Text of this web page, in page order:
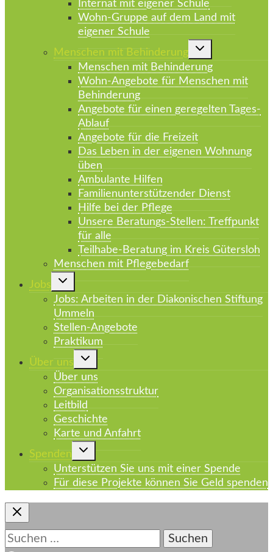
Internat mit eigener Schule
Wohn-Gruppe auf dem Land mit
eigener Schule
Menschen mit Behinderung
Untermenü
Menschen mit Behinderung
Wohn-Angebote für Menschen mit
Behinderung
Angebote für einen geregelten Tages-
Ablauf
Angebote für die Freizeit
Das Leben in der eigenen Wohnung
üben
Ambulante Hilfen
Familienunterstützender Dienst
Hilfe bei der Pflege
Unsere Beratungs-Stellen: Treffpunkt
für alle
Teilhabe-Beratung im Kreis Gütersloh
Menschen mit Pflegebedarf
Jobs
Untermenü
Jobs: Arbeiten in der Diakonischen Stiftung
Ummeln
Stellen-Angebote
Praktikum
Über uns
Untermenü
Über uns
Organisationsstruktur
Leitbild
Geschichte
Karte und Anfahrt
Spenden
Untermenü
Unterstützen Sie uns mit einer Spende
Für diese Projekte können Sie Geld spenden
Suchen